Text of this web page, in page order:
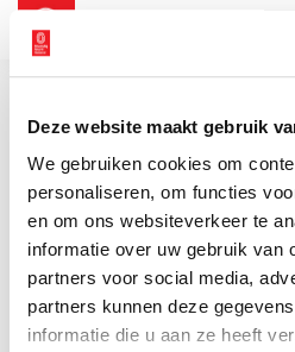
Deze website maakt gebruik
We gebruiken cookies om
personaliseren, om functies
en om ons websiteverkeer te
informatie over uw gebruik van
partners voor social media,
partners kunnen deze
informatie die u aan ze heeft